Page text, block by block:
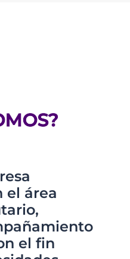
el área
el fin